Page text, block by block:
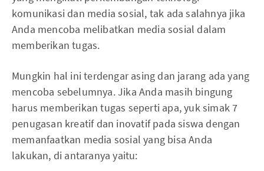
komunikasi dan media sosial, tak ada salahnya jika
Anda mencoba melibatkan media sosial dalam
memberikan tugas.
Mungkin hal ini terdengar asing dan jarang ada yang
mencoba sebelumnya. Jika Anda masih bingung
harus memberikan tugas seperti apa, yuk simak 7
penugasan kreatif dan inovatif pada siswa dengan
memanfaatkan media sosial yang bisa Anda
lakukan, di antaranya yaitu: